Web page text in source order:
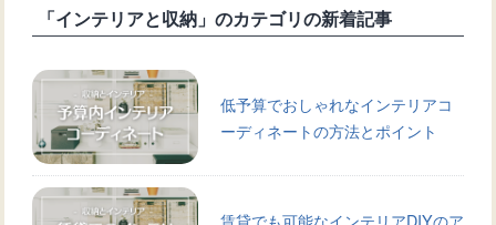
「インテリアと収納」のカテゴリの新着記事
低予算でおしゃれなインテリアコ
ーディネートの方法とポイント
賃貸でも可能なインテリアDIYのア